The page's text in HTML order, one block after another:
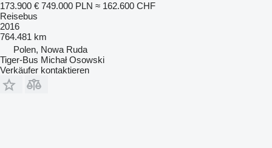
173.900 € 749.000 PLN ≈ 162.600 CHF
Reisebus
2016
764.481 km
Polen, Nowa Ruda
Tiger-Bus Michał Osowski
Verkäufer kontaktieren